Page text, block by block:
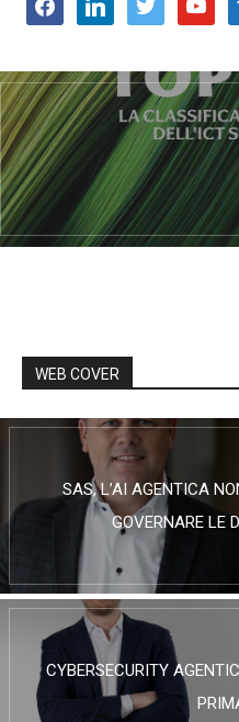
WEB COVER
SAS, L’AI AGENTICA
GOVERNARE LE
CYBERSECURITY